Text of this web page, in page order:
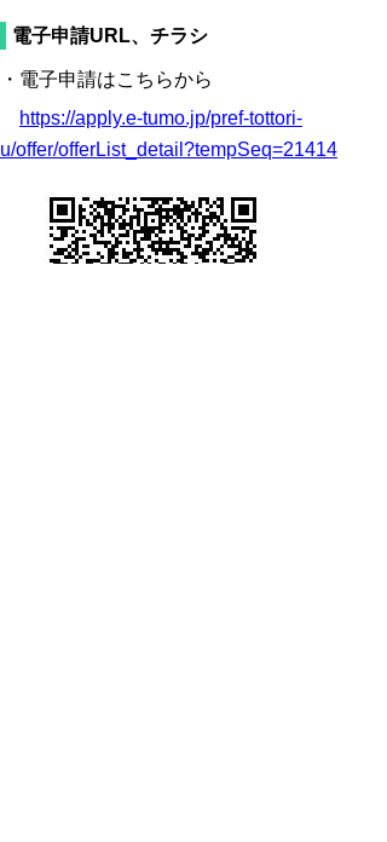
電子申請URL、チラシ
・電子申請はこちらから
https://apply.e-tumo.jp/pref-tottori-
u/offer/offerList_detail?tempSeq=21414